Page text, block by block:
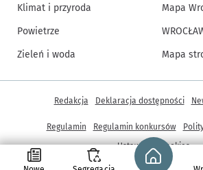
Strona
Klimat i przyroda
Powietrze
Zieleń i woda
Mapa
Mapa
Inne informacje
Redakcja Deklaracja dostępności
Regulamin Regulamin konkursów
Ustawienia cookies